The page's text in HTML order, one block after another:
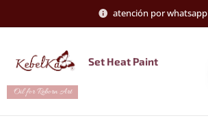
atención por whatsapp
Set Heat Paint
Oil for Reborn Art